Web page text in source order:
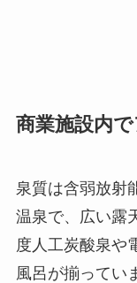
商業施設内
泉質は含弱放射
温泉で、広い露
度人工炭酸泉や
風呂が揃ってい